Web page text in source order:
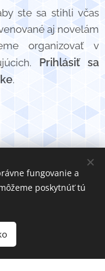
ste sa stihli včas
aj novelám
organizovať v
Prihlásiť sa
.
reserved
osobných údajov
fungovanie a
poskytnúť tú